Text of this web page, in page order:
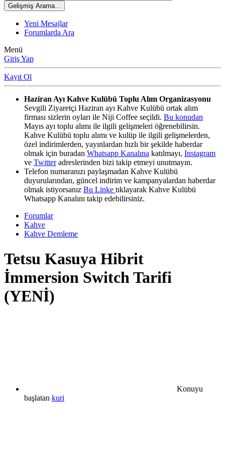
Gelişmiş Arama...
Yeni Mesajlar
Forumlarda Ara
Menü
Giriş Yap
Kayıt Ol
Haziran Ayı Kahve Kulübü Toplu Alım Organizasyonu
Sevgili Ziyaretçi Haziran ayı Kahve Kulübü ortak alım
firması sizlerin oyları ile Niji Coffee seçildi. Bu konudan
Mayıs ayı toplu alımı ile ilgili gelişmeleri öğrenebilirsin.
Kahve Kulübü toplu alımı ve kulüp ile ilgili gelişmelerden,
özel indirimlerden, yayınlardan hızlı bir şekilde haberdar
olmak için buradan Whatsapp Kanalına katılmayı, Instagram
ve Twitteradreslerinden bizi takip etmeyi unutmayın.
Telefon numaranızı paylaşmadan Kahve Kulübü
duyurularından, güncel indirim ve kampanyalardan haberdar
olmak istiyorsanız Bu Linke tıklayarak Kahve Kulübü
Whatsapp Kanalını takip edebilirsiniz.
Forumlar
Kahve
Kahve Demleme
Tetsu Kasuya Hibrit
İmmersion Switch Tarifi
(YENİ)
Konuyu
başlatan kuri